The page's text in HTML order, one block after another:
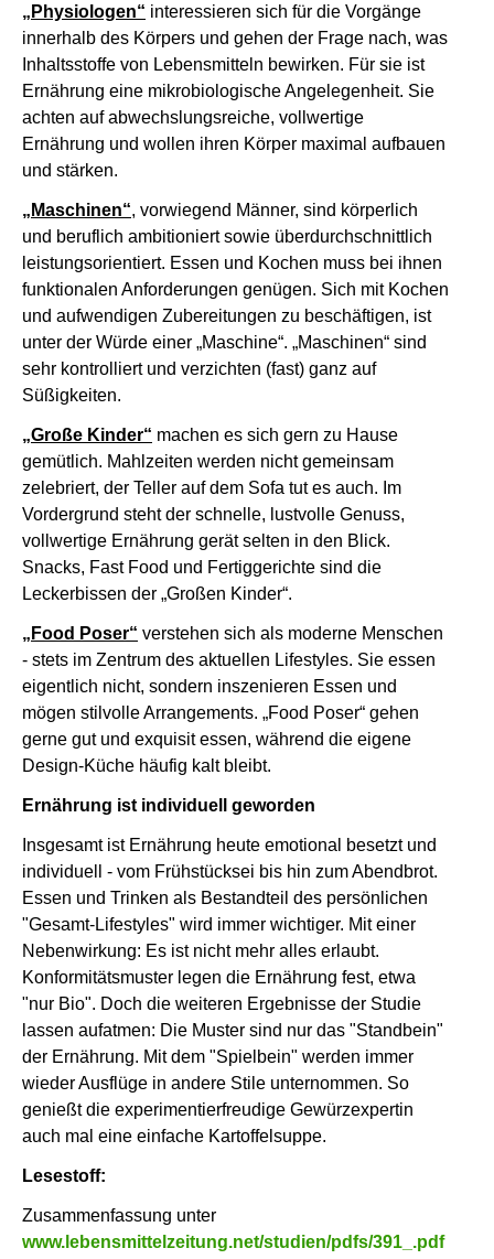
„Physiologen“ interessieren sich für die Vorgänge
innerhalb des Körpers und gehen der Frage nach, was
Inhaltsstoffe von Lebensmitteln bewirken. Für sie ist
Ernährung eine mikrobiologische Angelegenheit. Sie
achten auf abwechslungsreiche, vollwertige
Ernährung und wollen ihren Körper maximal aufbauen
und stärken.
„Maschinen“, vorwiegend Männer, sind körperlich
und beruflich ambitioniert sowie überdurchschnittlich
leistungsorientiert. Essen und Kochen muss bei ihnen
funktionalen Anforderungen genügen. Sich mit Kochen
und aufwendigen Zubereitungen zu beschäftigen, ist
unter der Würde einer „Maschine“. „Maschinen“ sind
sehr kontrolliert und verzichten (fast) ganz auf
Süßigkeiten.
„Große Kinder“ machen es sich gern zu Hause
gemütlich. Mahlzeiten werden nicht gemeinsam
zelebriert, der Teller auf dem Sofa tut es auch. Im
Vordergrund steht der schnelle, lustvolle Genuss,
vollwertige Ernährung gerät selten in den Blick.
Snacks, Fast Food und Fertiggerichte sind die
Leckerbissen der „Großen Kinder“.
„Food Poser“ verstehen sich als moderne Menschen
- stets im Zentrum des aktuellen Lifestyles. Sie essen
eigentlich nicht, sondern inszenieren Essen und
mögen stilvolle Arrangements. „Food Poser“ gehen
gerne gut und exquisit essen, während die eigene
Design-Küche häufig kalt bleibt.
Ernährung ist individuell geworden
Insgesamt ist Ernährung heute emotional besetzt und
individuell - vom Frühstücksei bis hin zum Abendbrot.
Essen und Trinken als Bestandteil des persönlichen
"Gesamt-Lifestyles" wird immer wichtiger. Mit einer
Nebenwirkung: Es ist nicht mehr alles erlaubt.
Konformitätsmuster legen die Ernährung fest, etwa
"nur Bio". Doch die weiteren Ergebnisse der Studie
lassen aufatmen: Die Muster sind nur das "Standbein"
der Ernährung. Mit dem "Spielbein" werden immer
wieder Ausflüge in andere Stile unternommen. So
genießt die experimentierfreudige Gewürzexpertin
auch mal eine einfache Kartoffelsuppe.
Lesestoff:
Zusammenfassung unter
www.lebensmittelzeitung.net/studien/pdfs/391_.pdf